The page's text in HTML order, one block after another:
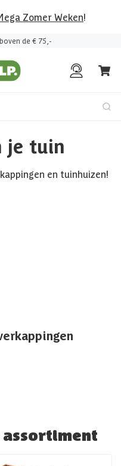
Zomer Weken!
boven de € 75,-
je tuin
en tuinhuizen!
assortiment